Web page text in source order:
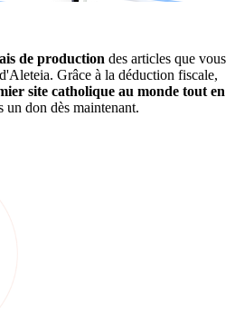
de production des articles que vous
Grâce à la déduction fiscale,
site catholique au monde tout en
un don dès maintenant.